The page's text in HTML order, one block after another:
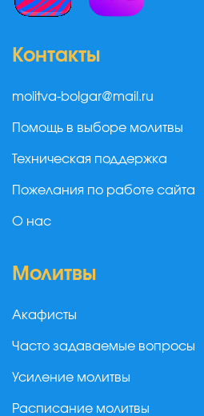
Контакты
molitva-bolgar@mail.ru
Помощь в выборе молитвы
Техническая поддержка
Пожелания по работе сайта
О нас
Молитвы
Акафисты
Часто задаваемые вопросы
Усиление молитвы
Расписание молитвы